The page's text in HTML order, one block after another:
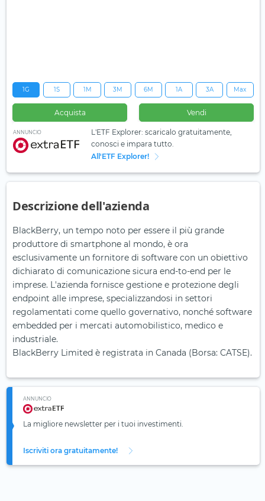
1G 1S 1M 3M 6M 1A 3A Max
Acquista Vendi
ANNUNCIO
L'ETF Explorer: scaricalo gratuitamente,
conosci e impara tutto.
All'ETF Explorer!
Descrizione dell'azienda
BlackBerry, un tempo noto per essere il più grande
produttore di smartphone al mondo, è ora
esclusivamente un fornitore di software con un obiettivo
dichiarato di comunicazione sicura end-to-end per le
imprese. L'azienda fornisce gestione e protezione degli
endpoint alle imprese, specializzandosi in settori
regolamentati come quello governativo, nonché software
embedded per i mercati automobilistico, medico e
industriale.
BlackBerry Limited è registrata in Canada (Borsa: CATSE).
ANNUNCIO
La migliore newsletter per i tuoi investimenti.
Iscriviti ora gratuitamente!